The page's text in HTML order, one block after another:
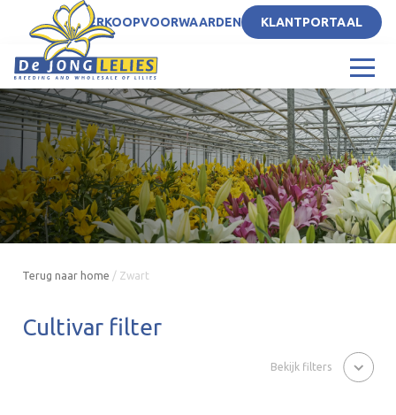
NLVERKOOPVOORWAARDEN KLANTPORTAAL
Terug naar home / Zwart
Cultivar filter
Bekijk filters